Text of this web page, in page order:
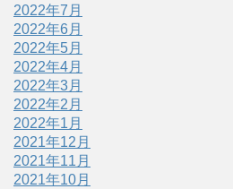
2022年7月
2022年6月
2022年5月
2022年4月
2022年3月
2022年2月
2022年1月
2021年12月
2021年11月
2021年10月